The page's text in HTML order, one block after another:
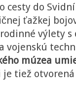
cesty do
ťažkej
výlety
vojenskú
múzea
tiež otvorená